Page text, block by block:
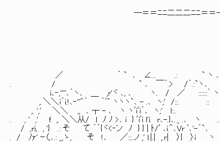
―＝＝ﾆﾆ二二二ﾆﾆ＝＝
／ ｀ ` ､ ∠... .: ` ヽ ､
. / ` ､ ￣｀.> /｀.:`ヽ､ `
i､‐,''''､｀ヽ､ ＿ ,r'ヾ ､, ､ ヽ. / ／ ::::::｀ ヽ
,. ＼＼ i´i.!､‐''"´ ｀ﾞ` ヽヽヽ`､ - .､ ヽ;' /::. ::
,. ',' ＼＼ ,, ､ ┬ - ､ ヽ ヽﾞiﾞi｀､ ヽ;' l::.
. , ' ,' ｆ ,. ＼＼从/ l ﾉ ﾉ >､ i } ﾞiﾞi l'i. r､-.}､.._ .､ ヽ
/ ,ri, , '} .: そ て ´｀{ヾ<‐ン ﾉ } } | ﾄ/ﾞ ､i.＾､Vr ﾞ､'-´`､
. / ﾉｧ' ｰ〈,､.: _, ゝ, そ !､ ／::..ノ ,' l.|.| ,.r| 〉{ 〉i ヽ